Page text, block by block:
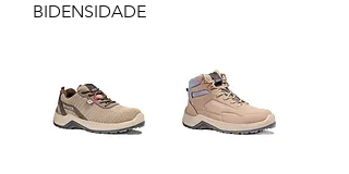
BIDENSIDADE